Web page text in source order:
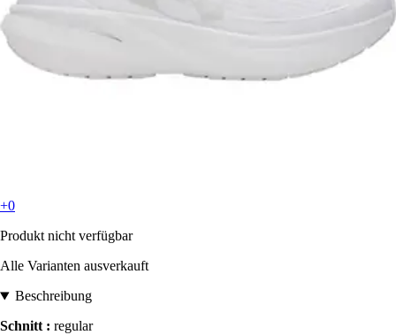
+0
Produkt nicht verfügbar
Alle Varianten ausverkauft
Beschreibung
Schnitt : regular